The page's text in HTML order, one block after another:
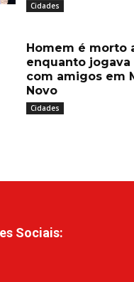
Cidades
Homem é morto
enquanto jogava
com amigos em
Novo
Cidades
Sociais: